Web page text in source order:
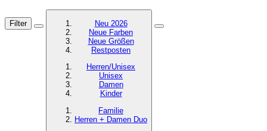
Filter
Neu 2026
Neue Farben
Neue Größen
Restposten
Herren/Unisex
Unisex
Damen
Kinder
Familie
Herren + Damen Duo